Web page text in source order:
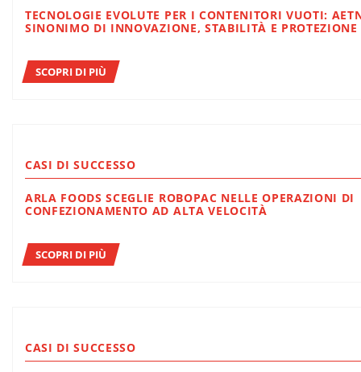
TECNOLOGIE EVOLUTE PER I CONTENITORI VUOTI: AETNA GROUP
SINONIMO DI INNOVAZIONE, STABILITÀ E PROTEZIONE
SCOPRI DI PIÙ
CASI DI SUCCESSO
ARLA FOODS SCEGLIE ROBOPAC NELLE OPERAZIONI DI
CONFEZIONAMENTO AD ALTA VELOCITÀ
SCOPRI DI PIÙ
CASI DI SUCCESSO